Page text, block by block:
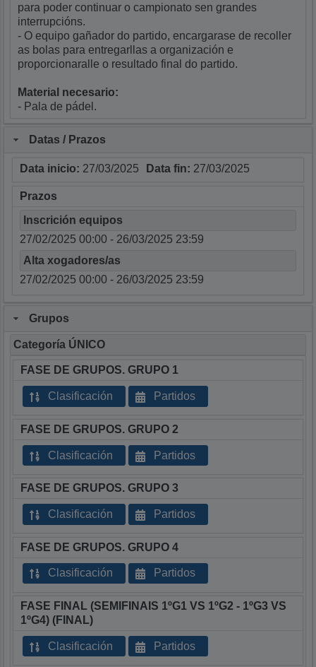
para poder continuar o campionato sen grandes
interrupcións.
- O equipo gañador do partido, encargarase de recoller
as bolas para entregarllas a organización e
proporcionaralle o resultado final do partido.
Material necesario:
- Pala de pádel.
Datas / Prazos
Data inicio: 27/03/2025 Data fin: 27/03/2025
Prazos
Inscrición equipos
27/02/2025 00:00 - 26/03/2025 23:59
Alta xogadores/as
27/02/2025 00:00 - 26/03/2025 23:59
Grupos
Categoría ÚNICO
FASE DE GRUPOS. GRUPO 1
Clasificación Partidos
FASE DE GRUPOS. GRUPO 2
Clasificación Partidos
FASE DE GRUPOS. GRUPO 3
Clasificación Partidos
FASE DE GRUPOS. GRUPO 4
Clasificación Partidos
FASE FINAL (SEMIFINAIS 1ºG1 VS 1ºG2 - 1ºG3 VS
1ºG4) (FINAL)
Clasificación Partidos